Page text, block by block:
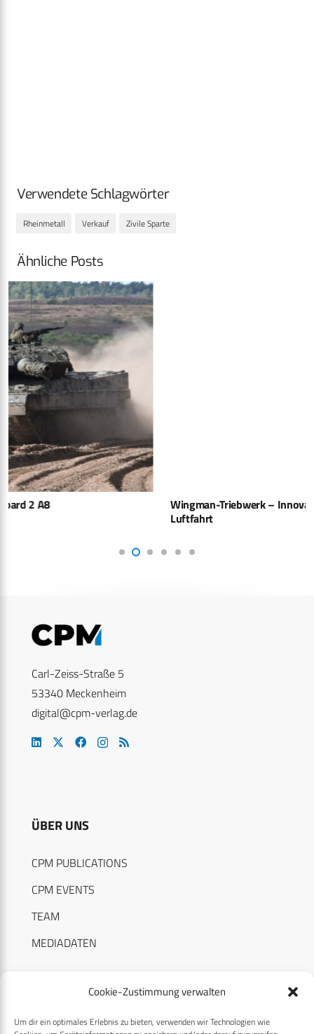
Cookie-Zustimmung verwalten
Um dir ein optimales Erlebnis zu bieten, verwenden wir Technologien wie
Verwendete Schlagwörter
Rheinmetall Verkauf Zivile Sparte
Ähnliche Posts
Wingman-Triebwerk – Innovationsschub für Europas
Carl-Zeiss-Straße 5
53340 Meckenheim
digital@cpm-verlag.de
ÜBER UNS
CPM PUBLICATIONS
CPM EVENTS
TEAM
MEDIADATEN
RECHTLICHES